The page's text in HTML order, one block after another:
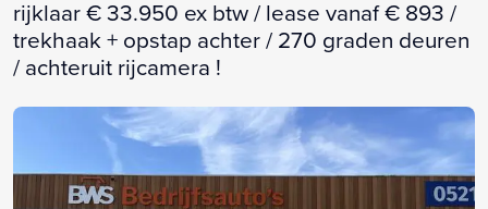
rijklaar € 33.950 ex btw / lease vanaf € 893 /
trekhaak + opstap achter / 270 graden deuren
/ achteruit rijcamera !